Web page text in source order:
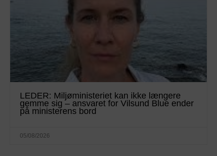
LEDER: Miljøministeriet kan ikke længere
gemme sig – ansvaret for Vilsund Blue ender
på ministerens bord
05/08/2026